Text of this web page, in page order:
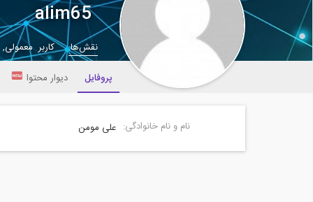
alim65
نقش‌ها:
کاربر معمولی,
پروفایل
دیوار محتوا
نام و نام خانوادگی: علی مومن